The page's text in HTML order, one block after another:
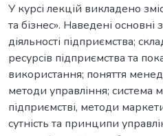
У курсі лекцій викладено
та бізнес». Наведені
діяльності підприємства;
ресурсів підприємства та
використання; поняття
методи управління; система
підприємстві, методи
сутність та принципи